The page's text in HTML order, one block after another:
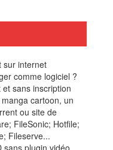
sur internet
comme logiciel ?
sans inscription
cartoon, un
ou site de
FileSonic; Hotfile;
Fileserve...
sans plugin vidéo